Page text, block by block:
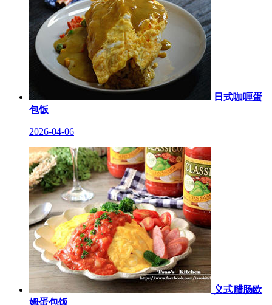
日式咖喱蛋
包饭
2026-04-06
义式腊肠欧
姆蛋包饭